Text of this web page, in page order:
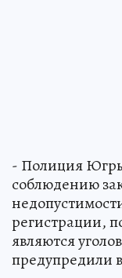
- Полиция
соблюдению
регистрации,
являются
предупредили